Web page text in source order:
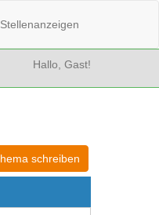
Stellenanzeigen
Hallo, Gast!
schreiben